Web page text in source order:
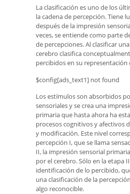
La clasificación es uno de los
la cadena de percepción. Tiene
después de la impresión
veces, se entiende como parte
de percepciones. Al clasificar
cerebro clasifica
percibidos en su
$config[ads_text1] not found
Los estímulos son absorbidos
sensoriales y se crea una
primaria que hasta ahora ha
procesos cognitivos y afectivos
y modificación. Este nivel
percepción I, que se llama
II, la impresión sensorial
por el cerebro. Sólo en la etapa
identificación de lo percibido,
una clasificación de la
algo reconocible.